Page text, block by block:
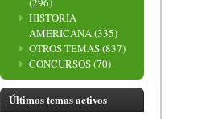
HISTORIA
AMERICANA(335)
OTROS TEMAS(837)
CONCURSOS(70)
Últimos temas activos